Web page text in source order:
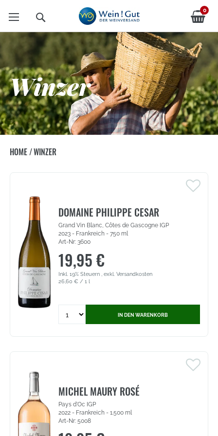
0
Winzer
HOME/WINZER
DOMAINE PHILIPPE CESAR
Grand Vin Blanc, Côtes de Gascogne IGP
2023 - Frankreich - 750 ml
Art-Nr: 3600
19,95 €
Inkl. 19% Steuern , exkl. Versandkosten
26,60 € / 1 l
for
Philippe
Blanc,
Côtes
de
Gascogne
IN DEN WARENKORB
MICHEL MAURY ROSÉ
Pays d'Oc IGP
2022 - Frankreich - 1.500 ml
Art-Nr: 5008